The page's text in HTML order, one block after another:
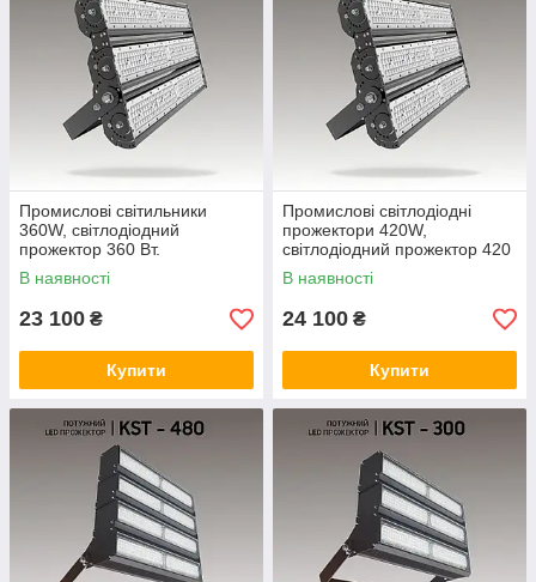
Промислові світильники
360W, світлодіодний
прожектор 360 Вт.
Промислові світлодіодні
прожектори
В наявності
23 100 ₴
Купити
Промислові світлодіодні
прожектори 420W,
світлодіодний прожектор 420
Вт. Led-світильники
промислові
В наявності
24 100 ₴
Купити